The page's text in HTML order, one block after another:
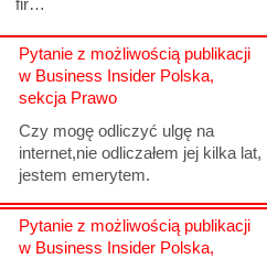
fir…
Pytanie z możliwością publikacji
w Business Insider Polska,
sekcja Prawo
Czy mogę odliczyć ulgę na
internet,nie odliczałem jej kilka lat,
jestem emerytem.
Pytanie z możliwością publikacji
w Business Insider Polska,